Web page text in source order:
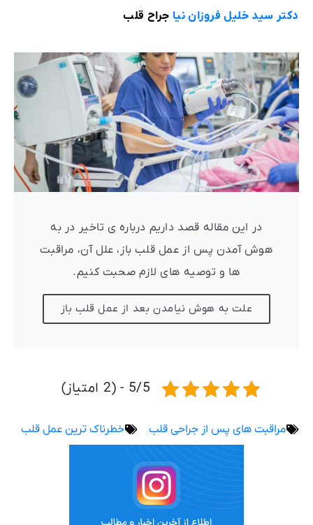
دکتر سید خلیل فروزان ‌نیا جراح قلب
در این مقاله قصد داریم درباره ی تاخیر در به
هوش آمدن پس از عمل قلب باز، علل آن، مراقبت
ها و توصیه های لازم صحبت کنیم.
علت به هوش نیامدن بعد از عمل قلب باز
5/5 - (2 امتیاز)
مراقبت های پس از جراحی قلب خطرناک ترین عمل قلب